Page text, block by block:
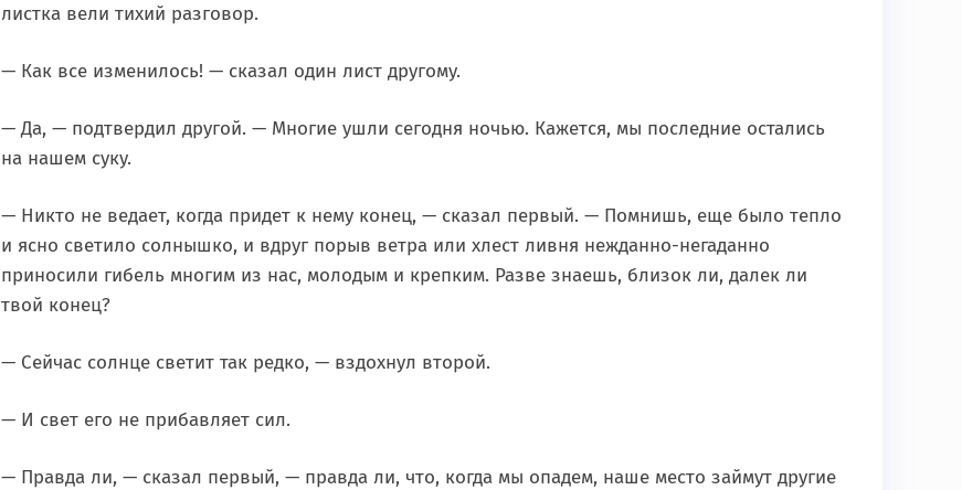
листка вели тихий разговор.
— Как все изменилось! — сказал один лист другому.
— Да, — подтвердил другой. — Многие ушли сегодня ночью. Кажется, мы последние остались
на нашем суку.
— Никто не ведает, когда придет к нему конец, — сказал первый. — Помнишь, еще было тепло
и ясно светило солнышко, и вдруг порыв ветра или хлест ливня нежданно-негаданно
приносили гибель многим из нас, молодым и крепким. Разве знаешь, близок ли, далек ли
твой конец?
— Сейчас солнце светит так редко, — вздохнул второй.
— И свет его не прибавляет сил.
— Правда ли, — сказал первый, — правда ли, что, когда мы опадем, наше место займут другие